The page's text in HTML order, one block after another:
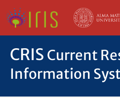
CRIS Current
Information